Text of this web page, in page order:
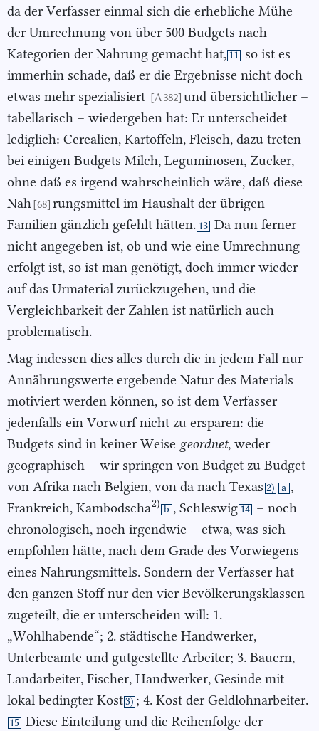
da der Verfasser einmal sich die erhebliche Mühe
der Umrechnung von über 500 Budgets nach
Kategorien der Nahrung gemacht hat, 11
so ist es
immerhin schade, daß er die Ergebnisse nicht doch
etwas mehr spezialisiert [A 382] und übersichtlicher –
tabellarisch – wiedergeben hat: Er unterscheidet
lediglich: Cerealien, Kartoffeln, Fleisch, dazu treten
bei einigen Budgets Milch, Leguminosen, Zucker,
ohne daß es irgend wahrscheinlich wäre, daß diese
Nah[68] rungsmittel im Haushalt der übrigen
Familien gänzlich gefehlt hätten. 13 Da nun ferner
nicht angegeben ist, ob und wie eine Umrechnung
erfolgt ist, so ist man genötigt, doch immer wieder
auf das Urmaterial zurückzugehen, und die
Vergleichbarkeit der Zahlen ist natürlich auch
problematisch.
Mag indessen dies alles durch die in jedem Fall nur
Annährungswerte ergebende Natur des Materials
motiviert werden können, so ist dem Verfasser
jedenfalls ein Vorwurf nicht zu ersparen: die
Budgets sind in keiner Weise geordnet, weder
geographisch – wir springen von Budget zu Budget
von Afrika nach Belgien, von da nach Texas 2) a ,
Frankreich, Kambodscha2) b , Schleswig 14 – noch
chronologisch, noch irgendwie – etwa, was sich
empfohlen hätte, nach dem Grade des Vorwiegens
eines Nahrungsmittels. Sondern der Verfasser hat
den ganzen Stoff nur den vier Bevölkerungsklassen
zugeteilt, die er unterscheiden will: 1.
„Wohlhabende“; 2. städtische Handwerker,
Unterbeamte und gutgestellte Arbeiter; 3. Bauern,
Landarbeiter, Fischer, Handwerker, Gesinde mit
lokal bedingter Kost3) ; 4. Kost der Geldlohnarbeiter.
15 Diese Einteilung und die Reihenfolge der